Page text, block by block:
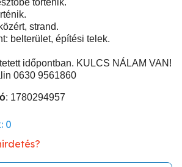
történik.
strand.
belterület, építési telek.
időpontban. KULCS NÁLAM VAN!
0630 9561860
: 1780294957
0